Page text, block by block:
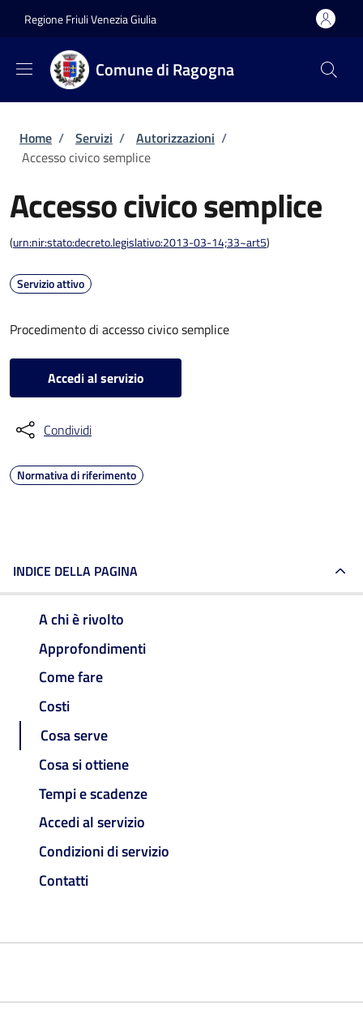
Regione Friuli Venezia Giulia
Comune di Ragogna
Briciole di pane
Home / Servizi / Autorizzazioni /
Accesso civico semplice
Accesso civico semplice
(urn:nir:stato:decreto.legislativo:2013-03-14;33~art5)
Servizio attivo
Procedimento di accesso civico semplice
Accedi al servizio
Condividi
Normativa di riferimento
INDICE DELLA PAGINA
A chi è rivolto
Approfondimenti
Come fare
Costi
Cosa serve
Cosa si ottiene
Tempi e scadenze
Accedi al servizio
Condizioni di servizio
Contatti